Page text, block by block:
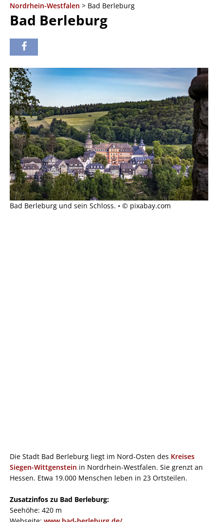
Nordrhein-Westfalen > Bad Berleburg
Bad Berleburg
Bad Berleburg und sein Schloss. • © pixabay.com
Die Stadt Bad Berleburg liegt im Nord-Osten des Kreises
Siegen-Wittgenstein in Nordrhein-Westfalen. Sie grenzt an
Hessen. Etwa 19.000 Menschen leben in 23 Ortsteilen.
Zusatzinfos zu Bad Berleburg:
Seehöhe: 420 m